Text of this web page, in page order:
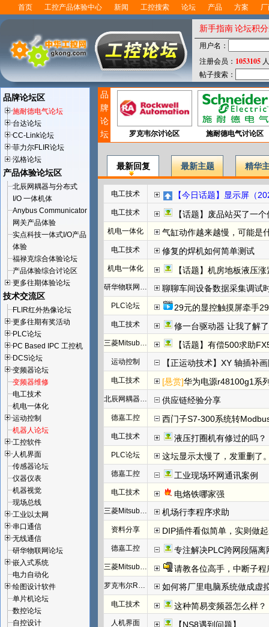
首页 工控产品体验中心 新闻 工控搜索 论坛 产品 方案
新手指南论坛积
用户名：
注册会员： 1053105
帖子搜索：
品牌论坛区
施耐德电气论坛
台达论坛
CC-Link论坛
菲力尔FLIR论坛
泓格论坛
产品体验论坛区
北辰网耦器与分布式
I/O 一体机体
Anybus Communicator
网关产品体验
实点科技一体式I/O产品
体验
福禄克综合体验论坛
产品体验综合讨论区
更多往期体验论坛
技术交流区
FLIR红外热像论坛
更多往期有奖活动
PLC论坛
PC Based IPC 工控机
DCS论坛
变频器论坛
变频器维修
电工技术
机电一体化
运动控制
机器人论坛
工控软件
人机界面
传感器论坛
仪器仪表
机器视觉
现场总线
工业以太网
串口通信
无线通信
研华物联网论坛
嵌入式系统
电力自动化
绘图设计软件
单片机论坛
数控论坛
自控设计
品
牌
论
坛
罗克韦尔讨论区 施耐德电气讨论区
最新回复 最新主题 精华
电工技术 【今日话题】显示屏（
电工技术 【话题】废品站买了一
机电一体化 气缸动作越来越慢，可能是
电工技术 修复的焊机如何简单测试
机电一体化 【话题】机房地板液压
研华物联网论坛 聊聊车间设备数据采集调试
PLC论坛 29元的显控触摸屏牵手
电工技术 修一台驱动器 让我了解
三菱Mitsubishi 【话题】有偿500求助
运动控制 【正运动技术】XY 轴插补
电工技术 [悬赏]华为电源r48100g1系
北辰网耦器与分布式 I/O 一体机体 供应链经验分享
德嘉工控 西门子S7-300系统转
电工技术 液压打圈机有修过的吗？
PLC论坛 这坛显示太慢了，发重删了
德嘉工控 工业现场环网通讯案例
电工技术 电烙铁哪家强
三菱Mitsubishi 机场行李程序求助
资料分享 DIP插件看似简单，实则做
德嘉工控 专注解决PLC跨网段隔离
三菱Mitsubishi 请教各位高手，中断子
罗克韦尔Rockwell(AB) 如何将厂里电脑系统做成虚
电工技术 这种简易变频器怎么样？
人机界面 【NS8遇到问题】